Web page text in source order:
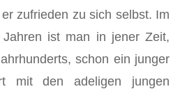
zufrieden zu sich selbst. Im
ist man in jener Zeit,
schon ein junger
mit den adeligen jungen